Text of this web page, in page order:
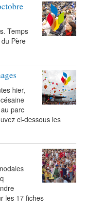
Temps
Père
hier,
parc
ci-dessous les
les 17 fiches